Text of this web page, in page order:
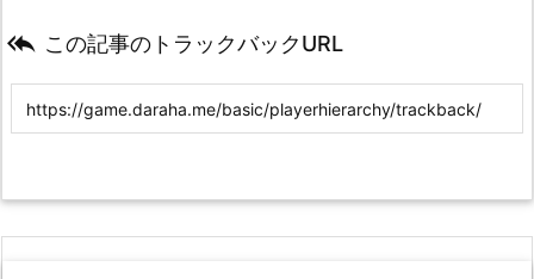
 この記事のトラックバックURL